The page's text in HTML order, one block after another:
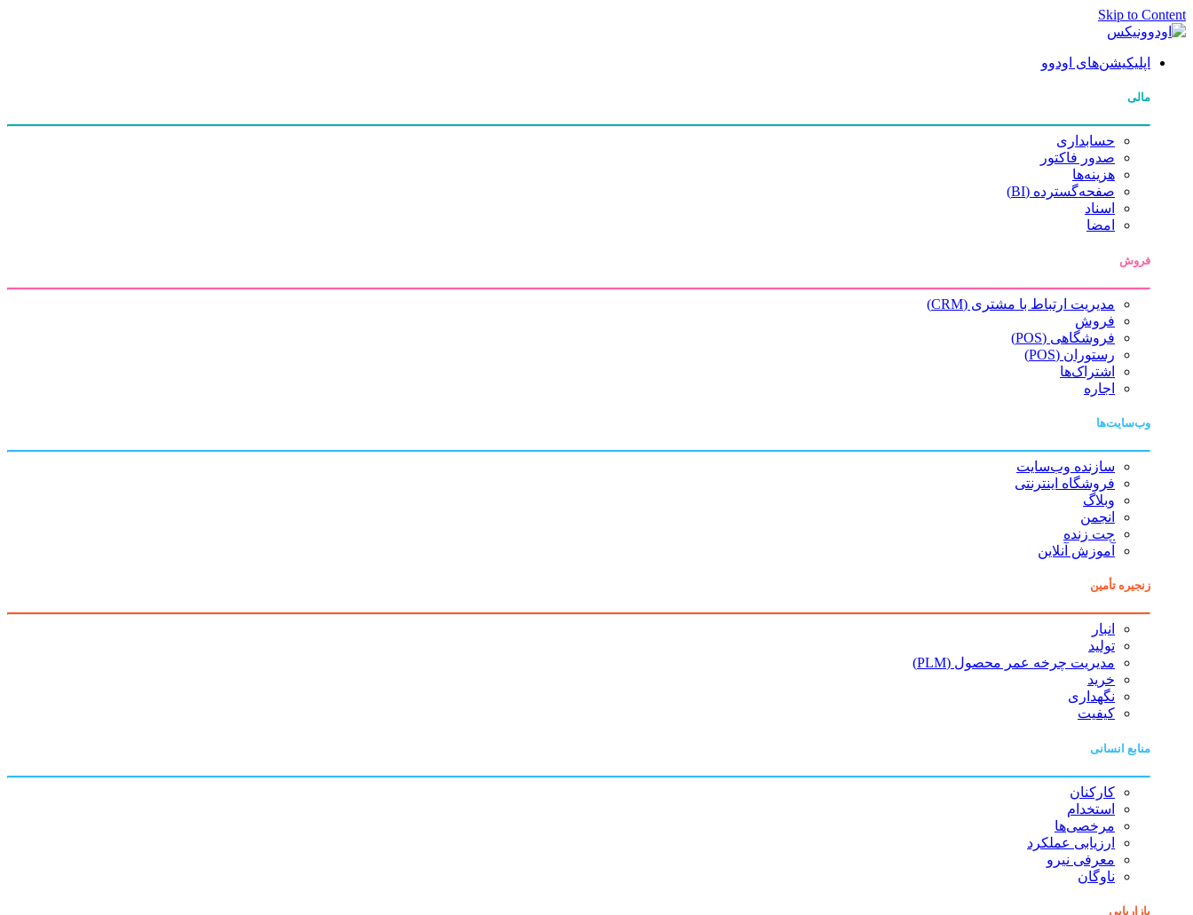
Skip to Content
اپلیکیشن‌های اودوو
مالی
حسابداری
صدور فاکتور
هزینه‌ها
صفحه‌گسترده (BI)
اسناد
امضا
فروش
مدیریت ارتباط با مشتری (CRM)
فروش
فروشگاهی (POS)
رستوران (POS)
اشتراک‌ها
اجاره
وب‌سایت‌ها
سازنده وب‌سایت
فروشگاه اینترنتی
وبلاگ
انجمن
چت زنده
آموزش آنلاین
زنجیره تأمین
انبار
تولید
مدیریت چرخه عمر محصول (PLM)
خرید
نگهداری
کیفیت
منابع انسانی
کارکنان
استخدام
مرخصی‌ها
ارزیابی عملکرد
معرفی نیرو
ناوگان
بازاریابی